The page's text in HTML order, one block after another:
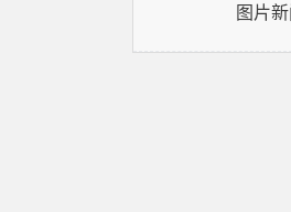
图片新